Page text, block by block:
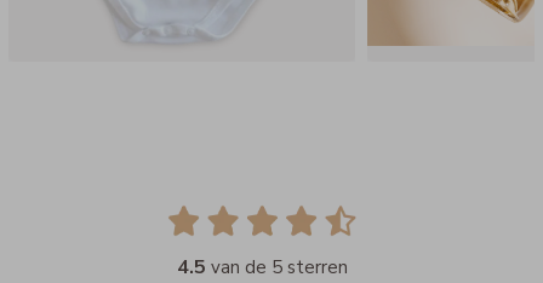
4.5 van de 5 sterren